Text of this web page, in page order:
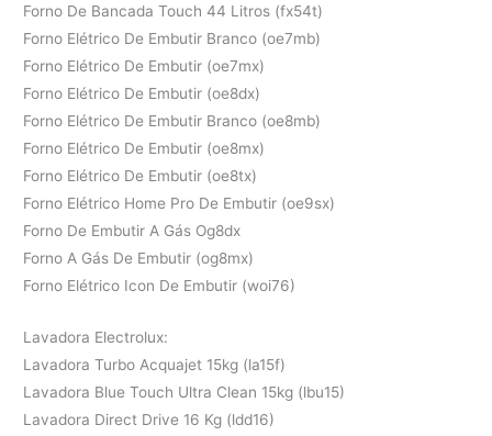
Forno De Bancada Touch 44 Litros (fx54t)
Forno Elétrico De Embutir Branco (oe7mb)
Forno Elétrico De Embutir (oe7mx)
Forno Elétrico De Embutir (oe8dx)
Forno Elétrico De Embutir Branco (oe8mb)
Forno Elétrico De Embutir (oe8mx)
Forno Elétrico De Embutir (oe8tx)
Forno Elétrico Home Pro De Embutir (oe9sx)
Forno De Embutir A Gás Og8dx
Forno A Gás De Embutir (og8mx)
Forno Elétrico Icon De Embutir (woi76)
Lavadora Electrolux:
Lavadora Turbo Acquajet 15kg (la15f)
Lavadora Blue Touch Ultra Clean 15kg (lbu15)
Lavadora Direct Drive 16 Kg (ldd16)